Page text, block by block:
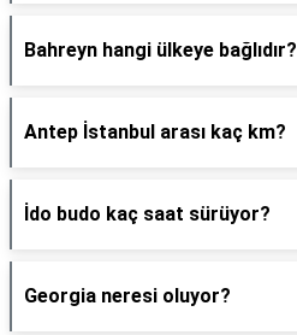
Bahreyn hangi ülkeye bağlıdır?
Antep İstanbul arası kaç km?
İdo budo kaç saat sürüyor?
Georgia neresi oluyor?